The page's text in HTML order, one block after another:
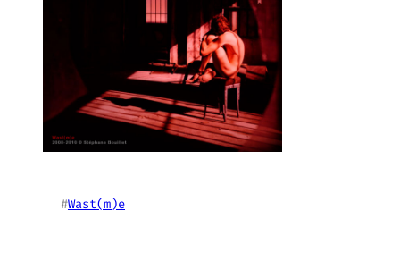
#Wast(m)e